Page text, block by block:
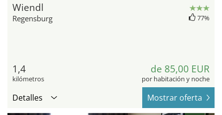
Wiendl
Regensburg 77%
1,4
kilómetros
de 85,00 EUR
por habitación y noche
Detalles Mostrar oferta